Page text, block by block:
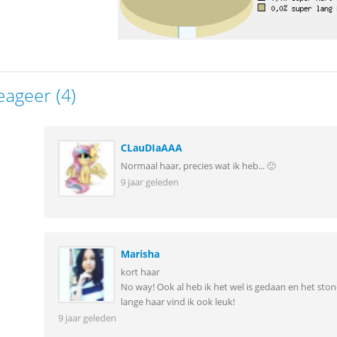
(4)
CLauDIaAAA
Normaal haar, precies wat ik heb... 🙂
9 jaar geleden
Marisha
kort haar
No way! Ook al heb ik het wel is gedaan en het
lange haar vind ik ook leuk!
9 jaar geleden